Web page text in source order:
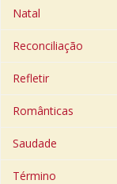
Natal
Reconciliação
Refletir
Românticas
Saudade
Término